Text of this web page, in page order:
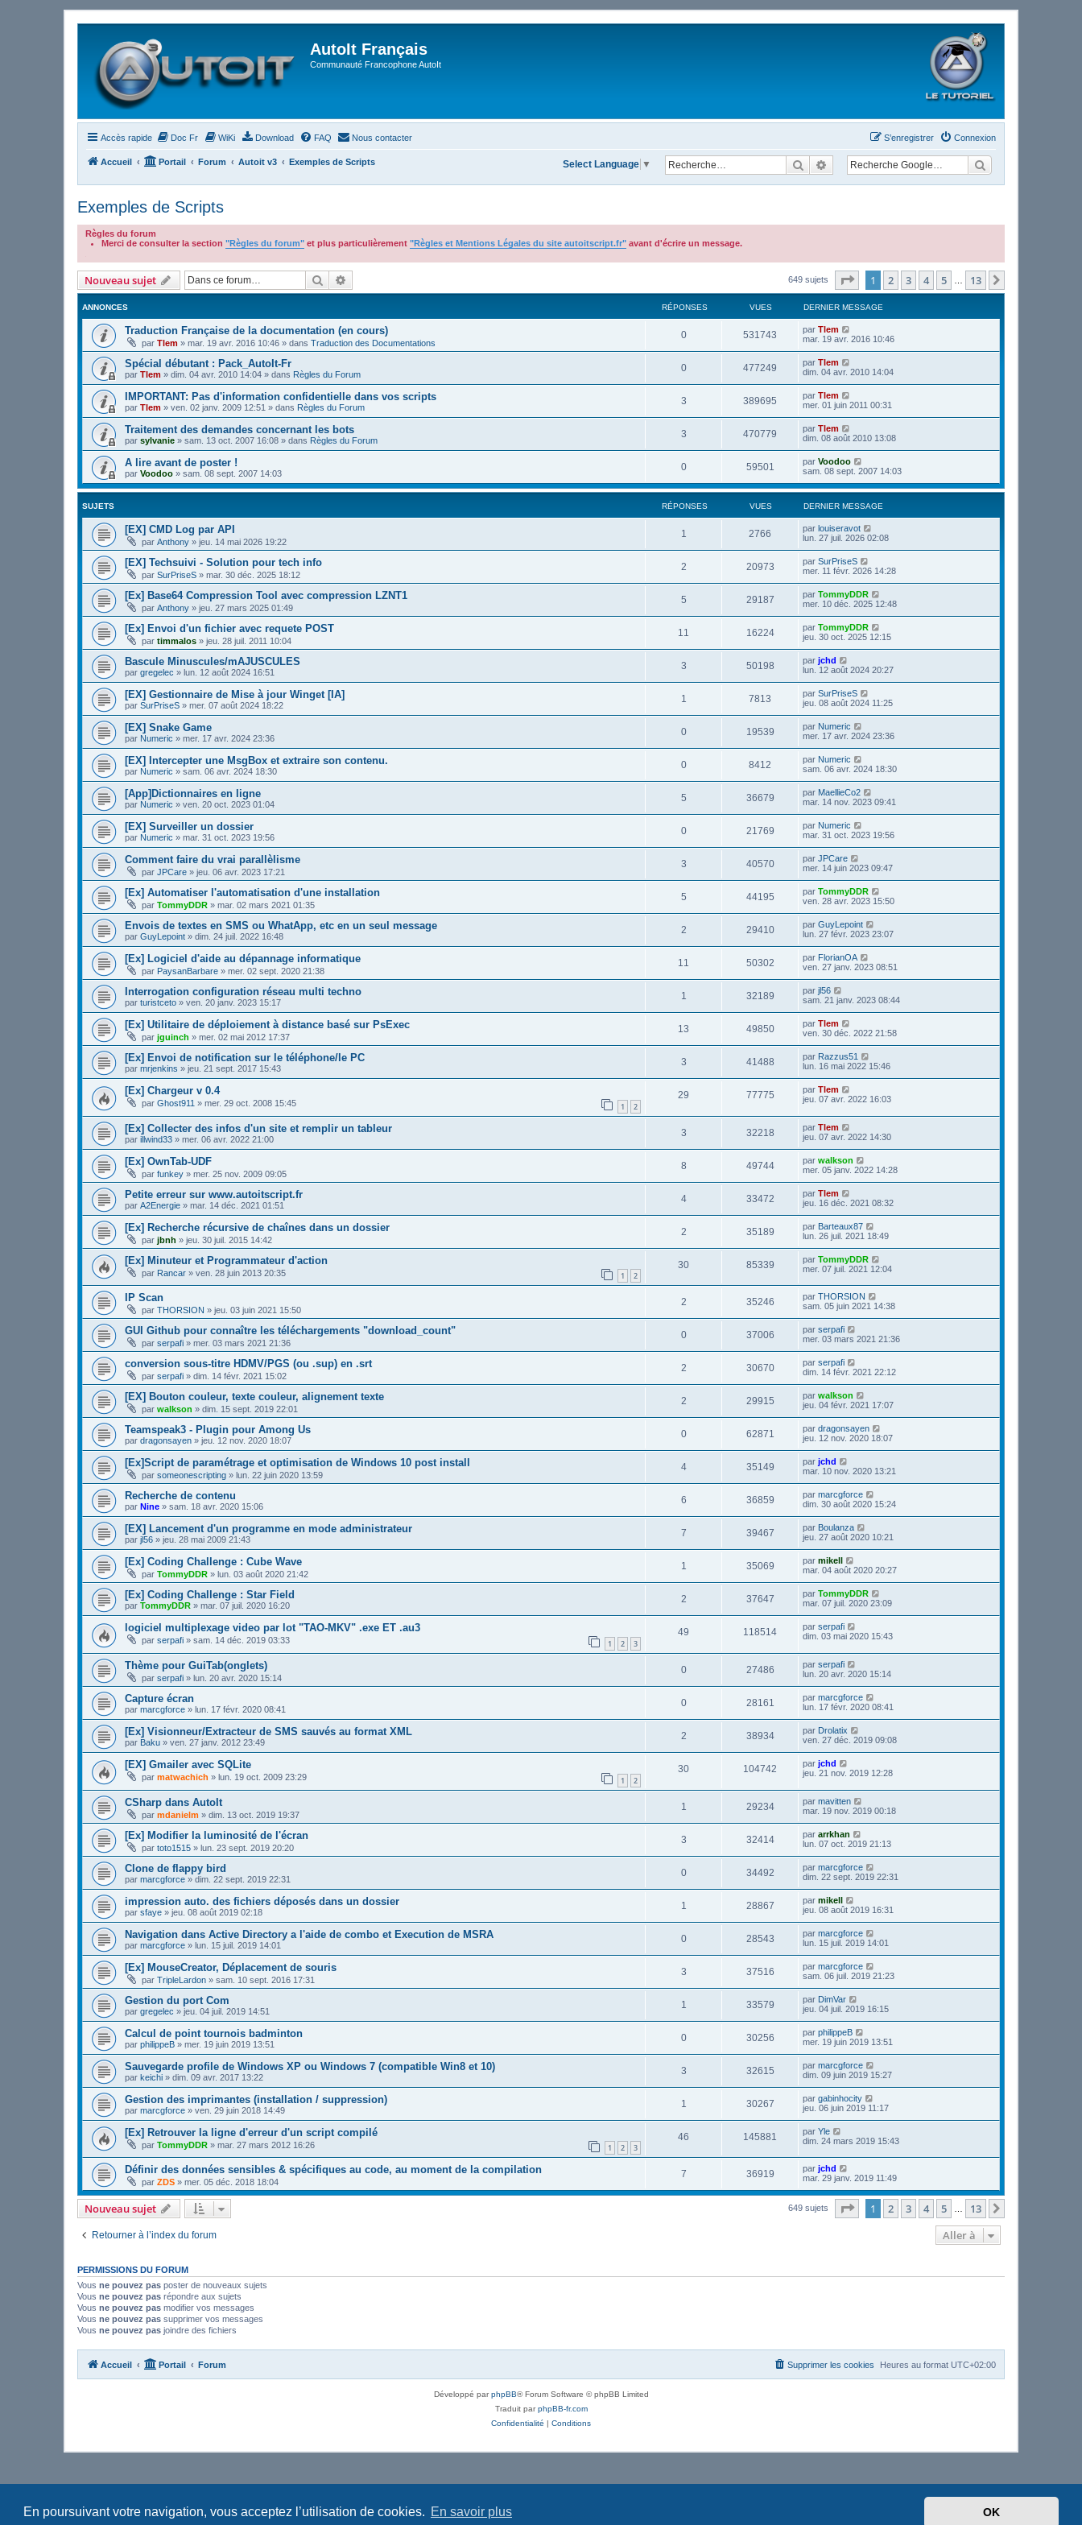
En poursuivant votre navigation, vous acceptez l’utilisation de cookies. En savoir plus OK
AutoIt Français
Communauté Francophone AutoIt
Accès rapide Doc Fr WiKi Download FAQ Nous contacter Connexion
S’enregistrer
Accueil Portail Forum Autoit v3 Exemples de Scripts RechercherRecherche avancée
Select Language ▼
Exemples de Scripts
Règles du forum
Merci de consulter la section "Règles du forum" et plus particulièrement "Règles et Mentions Légales du site autoitscript.fr" avant d'écrire un message.
Nouveau sujet Rechercher 649 sujets Page sur13
1 2 3 4 5 13
ANNONCES RÉPONSES VUES DERNIER MESSAGE
Traduction Française de la documentation (en cours)
par Tlem » mar. 19 avr. 2016 10:46 » dans Traduction des Documentations
0 531743 par Tlem
mar. 19 avr. 2016 10:46
Spécial débutant : Pack_AutoIt-Fr
par Tlem » dim. 04 avr. 2010 14:04 » dans Règles du Forum
0 477249 par Tlem
dim. 04 avr. 2010 14:04
IMPORTANT: Pas d'information confidentielle dans vos scripts
par Tlem » ven. 02 janv. 2009 12:51 » dans Règles du Forum
3 389695 par Tlem
mer. 01 juin 2011 00:31
Traitement des demandes concernant les bots
par sylvanie » sam. 13 oct. 2007 16:08 » dans Règles du Forum
3 470779 par Tlem
dim. 08 août 2010 13:08
A lire avant de poster !
par Voodoo » sam. 08 sept. 2007 14:03
0 59501 par Voodoo
sam. 08 sept. 2007 14:03
SUJETS RÉPONSES VUES DERNIER MESSAGE
[EX] CMD Log par API
par Anthony » jeu. 14 mai 2026 19:22
1 2766 par louiseravot
lun. 27 juil. 2026 02:08
[EX] Techsuivi - Solution pour tech info
par SurPriseS » mar. 30 déc. 2025 18:12
2 20973 par SurPriseS
mer. 11 févr. 2026 14:28
[Ex] Base64 Compression Tool avec compression LZNT1
par Anthony » jeu. 27 mars 2025 01:49
5 29187 par TommyDDR
mer. 10 déc. 2025 12:48
[Ex] Envoi d'un fichier avec requete POST
par timmalos » jeu. 28 juil. 2011 10:04
11 16224 par TommyDDR
jeu. 30 oct. 2025 12:15
Bascule Minuscules/mAJUSCULES
par gregelec » lun. 12 août 2024 16:51
3 50198 par jchd
lun. 12 août 2024 20:27
[EX] Gestionnaire de Mise à jour Winget [IA]
par SurPriseS » mer. 07 août 2024 18:22
1 7813 par SurPriseS
jeu. 08 août 2024 11:25
[EX] Snake Game
par Numeric » mer. 17 avr. 2024 23:36
0 19539 par Numeric
mer. 17 avr. 2024 23:36
[EX] Intercepter une MsgBox et extraire son contenu.
par Numeric » sam. 06 avr. 2024 18:30
0 8412 par Numeric
sam. 06 avr. 2024 18:30
[App]Dictionnaires en ligne
par Numeric » ven. 20 oct. 2023 01:04
5 36679 par MaellieCo2
mar. 14 nov. 2023 09:41
[EX] Surveiller un dossier
par Numeric » mar. 31 oct. 2023 19:56
0 21769 par Numeric
mar. 31 oct. 2023 19:56
Comment faire du vrai parallèlisme
par JPCare » jeu. 06 avr. 2023 17:21
3 40570 par JPCare
mer. 14 juin 2023 09:47
[Ex] Automatiser l'automatisation d'une installation
par TommyDDR » mar. 02 mars 2021 01:35
5 44195 par TommyDDR
ven. 28 avr. 2023 15:50
Envois de textes en SMS ou WhatApp, etc en un seul message
par GuyLepoint » dim. 24 juil. 2022 16:48
2 29410 par GuyLepoint
lun. 27 févr. 2023 23:07
[Ex] Logiciel d'aide au dépannage informatique
par PaysanBarbare » mer. 02 sept. 2020 21:38
11 50302 par FlorianOA
ven. 27 janv. 2023 08:51
Interrogation configuration réseau multi techno
par turistceto » ven. 20 janv. 2023 15:17
1 32189 par jl56
sam. 21 janv. 2023 08:44
[Ex] Utilitaire de déploiement à distance basé sur PsExec
par jguinch » mer. 02 mai 2012 17:37
13 49850 par Tlem
ven. 30 déc. 2022 21:58
[Ex] Envoi de notification sur le téléphone/le PC
par mrjenkins » jeu. 21 sept. 2017 15:43
3 41488 par Razzus51
lun. 16 mai 2022 15:46
[Ex] Chargeur v 0.4
par Ghost911 » mer. 29 oct. 2008 15:45 1 2
29 77775 par Tlem
jeu. 07 avr. 2022 16:03
[Ex] Collecter des infos d'un site et remplir un tableur
par illwind33 » mer. 06 avr. 2022 21:00
3 32218 par Tlem
jeu. 07 avr. 2022 14:30
[Ex] OwnTab-UDF
par funkey » mer. 25 nov. 2009 09:05
8 49744 par walkson
mer. 05 janv. 2022 14:28
Petite erreur sur www.autoitscript.fr
par A2Energie » mar. 14 déc. 2021 01:51
4 33472 par Tlem
jeu. 16 déc. 2021 08:32
[Ex] Recherche récursive de chaînes dans un dossier
par jbnh » jeu. 30 juil. 2015 14:42
2 35189 par Barteaux87
lun. 26 juil. 2021 18:49
[Ex] Minuteur et Programmateur d'action
par Rancar » ven. 28 juin 2013 20:35 1 2
30 85339 par TommyDDR
mer. 07 juil. 2021 12:04
IP Scan
par THORSION » jeu. 03 juin 2021 15:50
2 35246 par THORSION
sam. 05 juin 2021 14:38
GUI Github pour connaître les téléchargements "download_count"
par serpafi » mer. 03 mars 2021 21:36
0 37006 par serpafi
mer. 03 mars 2021 21:36
conversion sous-titre HDMV/PGS (ou .sup) en .srt
par serpafi » dim. 14 févr. 2021 15:02
2 30670 par serpafi
dim. 14 févr. 2021 22:12
[EX] Bouton couleur, texte couleur, alignement texte
par walkson » dim. 15 sept. 2019 22:01
2 29915 par walkson
jeu. 04 févr. 2021 17:07
Teamspeak3 - Plugin pour Among Us
par dragonsayen » jeu. 12 nov. 2020 18:07
0 62871 par dragonsayen
jeu. 12 nov. 2020 18:07
[Ex]Script de paramétrage et optimisation de Windows 10 post install
par someonescripting » lun. 22 juin 2020 13:59
4 35149 par jchd
mar. 10 nov. 2020 13:21
Recherche de contenu
par Nine » sam. 18 avr. 2020 15:06
6 36859 par marcgforce
dim. 30 août 2020 15:24
[EX] Lancement d'un programme en mode administrateur
par jl56 » jeu. 28 mai 2009 21:43
7 39467 par Boulanza
jeu. 27 août 2020 10:21
[Ex] Coding Challenge : Cube Wave
par TommyDDR » lun. 03 août 2020 21:42
1 35069 par mikell
mar. 04 août 2020 20:27
[Ex] Coding Challenge : Star Field
par TommyDDR » mar. 07 juil. 2020 16:20
2 37647 par TommyDDR
mar. 07 juil. 2020 23:09
logiciel multiplexage video par lot "TAO-MKV" .exe ET .au3
par serpafi » sam. 14 déc. 2019 03:33 1 2 3
49 118514 par serpafi
dim. 03 mai 2020 15:43
Thème pour GuiTab(onglets)
par serpafi » lun. 20 avr. 2020 15:14
0 27486 par serpafi
lun. 20 avr. 2020 15:14
Capture écran
par marcgforce » lun. 17 févr. 2020 08:41
0 28161 par marcgforce
lun. 17 févr. 2020 08:41
[Ex] Visionneur/Extracteur de SMS sauvés au format XML
par Baku » ven. 27 janv. 2012 23:49
2 38934 par Drolatix
ven. 27 déc. 2019 09:08
[EX] Gmailer avec SQLite
par matwachich » lun. 19 oct. 2009 23:29 1 2
30 104742 par jchd
jeu. 21 nov. 2019 12:28
CSharp dans AutoIt
par mdanielm » dim. 13 oct. 2019 19:37
1 29234 par mavitten
mar. 19 nov. 2019 00:18
[Ex] Modifier la luminosité de l'écran
par toto1515 » lun. 23 sept. 2019 20:20
3 32414 par arrkhan
lun. 07 oct. 2019 21:13
Clone de flappy bird
par marcgforce » dim. 22 sept. 2019 22:31
0 34492 par marcgforce
dim. 22 sept. 2019 22:31
impression auto. des fichiers déposés dans un dossier
par sfaye » jeu. 08 août 2019 02:18
1 28867 par mikell
jeu. 08 août 2019 16:31
Navigation dans Active Directory a l'aide de combo et Execution de MSRA
par marcgforce » lun. 15 juil. 2019 14:01
0 28543 par marcgforce
lun. 15 juil. 2019 14:01
[Ex] MouseCreator, Déplacement de souris
par TripleLardon » sam. 10 sept. 2016 17:31
3 37516 par marcgforce
sam. 06 juil. 2019 21:23
Gestion du port Com
par gregelec » jeu. 04 juil. 2019 14:51
1 33579 par DimVar
jeu. 04 juil. 2019 16:15
Calcul de point tournois badminton
par philippeB » mer. 19 juin 2019 13:51
0 30256 par philippeB
mer. 19 juin 2019 13:51
Sauvegarde profile de Windows XP ou Windows 7 (compatible Win8 et 10)
par keichi » dim. 09 avr. 2017 13:22
3 32615 par marcgforce
dim. 09 juin 2019 15:27
Gestion des imprimantes (installation / suppression)
par marcgforce » ven. 29 juin 2018 14:49
1 30267 par gabinhocity
jeu. 06 juin 2019 11:17
[Ex] Retrouver la ligne d'erreur d'un script compilé
par TommyDDR » mar. 27 mars 2012 16:26 1 2 3
46 145881 par Yle
dim. 24 mars 2019 15:43
Définir des données sensibles & spécifiques au code, au moment de la compilation
par ZDS » mer. 05 déc. 2018 18:04
7 36919 par jchd
mar. 29 janv. 2019 11:49
Nouveau sujet 649 sujets Page sur13
1 2 3 4 5 13
Retourner à l’index du forum Aller à
PERMISSIONS DU FORUM
Vous ne pouvez pas poster de nouveaux sujets
Vous ne pouvez pas répondre aux sujets
Vous ne pouvez pas modifier vos messages
Vous ne pouvez pas supprimer vos messages
Vous ne pouvez pas joindre des fichiers
Accueil Portail Forum Heures au format UTC+02:00
Supprimer les cookies
Développé parphpBB® Forum Software © phpBB Limited
Traduit parphpBB-fr.com
Confidentialité | Conditions